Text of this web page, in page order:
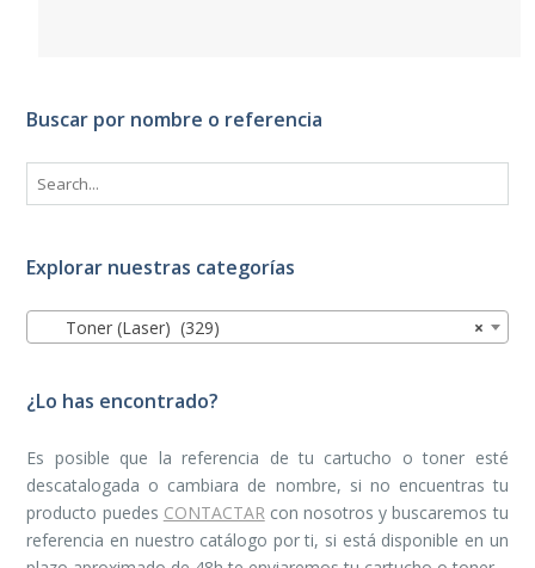
Buscar por nombre o referencia
Explorar nuestras categorías
×
Toner (Laser) (329)
¿Lo has encontrado?
Es posible que la referencia de tu cartucho o toner esté
descatalogada o cambiara de nombre, si no encuentras tu
producto puedes CONTACTARcon nosotros y buscaremos tu
referencia en nuestro catálogo por ti, si está disponible en un